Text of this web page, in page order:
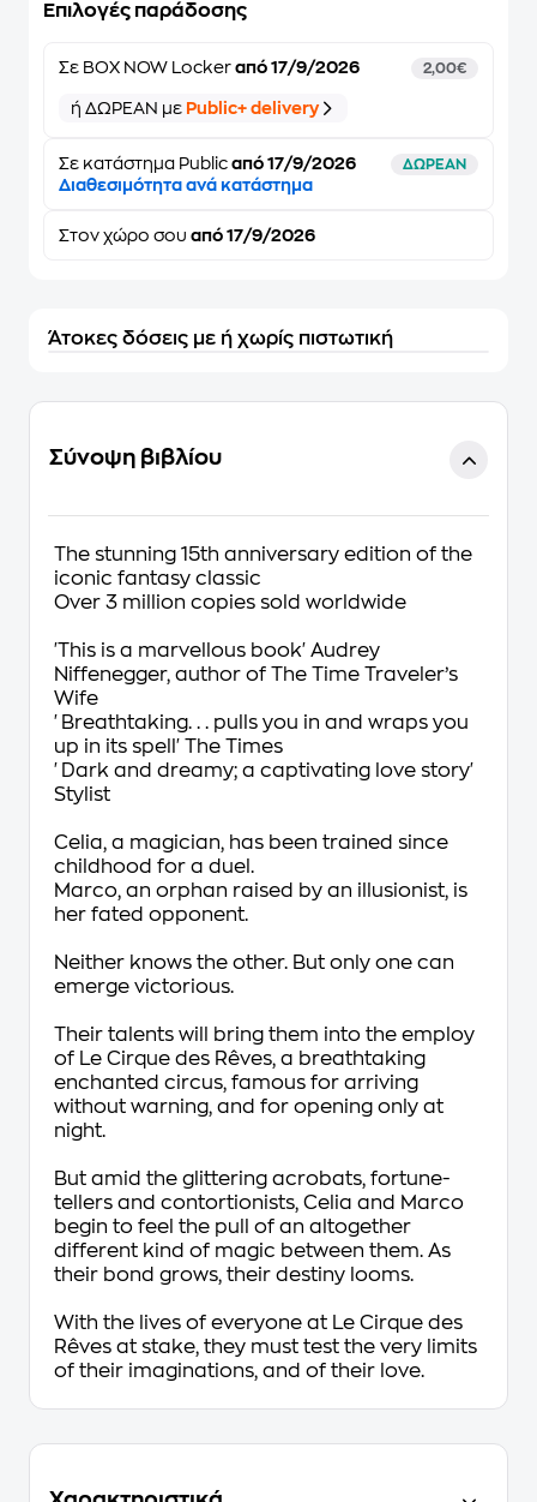
Επιλογές παράδοσης
Σε BOX NOW Locker από 17/9/2026 2,00€
ή ΔΩΡΕΑΝ με Public+ delivery
Σε κατάστημα Public από 17/9/2026 ΔΩΡΕΑΝ
Διαθεσιμότητα ανά κατάστημα
Στον χώρο σου από 17/9/2026
Άτοκες δόσεις με ή χωρίς πιστωτική
Σύνοψη βιβλίου
The stunning 15th anniversary edition of the
iconic fantasy classic
Over 3 million copies sold worldwide
'This is a marvellous book' Audrey
Niffenegger, author of The Time Traveler’s
Wife
'Breathtaking. . . pulls you in and wraps you
up in its spell' The Times
'Dark and dreamy; a captivating love story'
Stylist
Celia, a magician, has been trained since
childhood for a duel.
Marco, an orphan raised by an illusionist, is
her fated opponent.
Neither knows the other. But only one can
emerge victorious.
Their talents will bring them into the employ
of Le Cirque des Rêves, a breathtaking
enchanted circus, famous for arriving
without warning, and for opening only at
night.
But amid the glittering acrobats, fortune-
tellers and contortionists, Celia and Marco
begin to feel the pull of an altogether
different kind of magic between them. As
their bond grows, their destiny looms.
With the lives of everyone at Le Cirque des
Rêves at stake, they must test the very limits
of their imaginations, and of their love.